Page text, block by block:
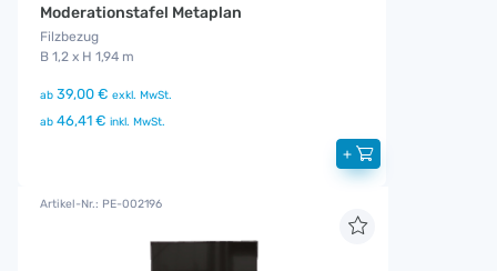
Moderationstafel Metaplan
Filzbezug
B 1,2 x H 1,94 m
ab 39,00 € exkl. MwSt.
ab 46,41 € inkl. MwSt.
+
Artikel-Nr.: PE-002196